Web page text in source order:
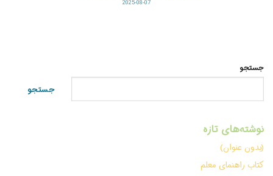
2025-08-07
جستجو
جستجو
نوشته‌های تازه
(بدون عنوان)
کتاب راهنمای معلم